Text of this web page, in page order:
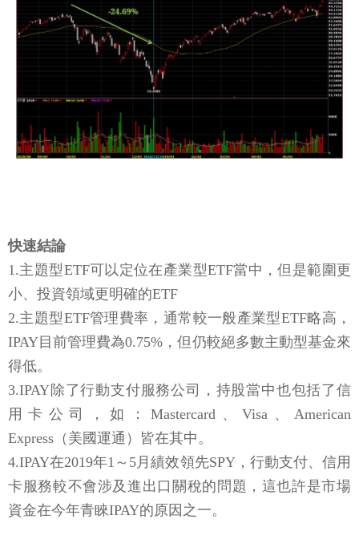
快速結論
1.主題型ETF可以定位在產業型ETF當中，但是範圍更
小、投資領域更明確的ETF
2.主題型ETF管理費率，通常較一般產業型ETF略高，
IPAY目前管理費為0.75%，但仍較絕多數主動型基金來
得低。
3.IPAY除了行動支付服務公司，持股當中也包括了信
用卡公司，如：Mastercard、Visa、American
Express（美國運通）皆在其中。
4.IPAY在2019年1～5月績效領先SPY，行動支付、信用
卡服務較不會涉及進出口關稅的問題，這也許是市場
資金在今年青睞IPAY的原因之一。